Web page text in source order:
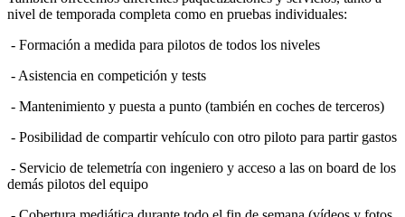
- Formación a medida para pilotos de todos los niveles
- Asistencia en competición y tests
- Mantenimiento y puesta a punto (también en coches de terceros)
- Posibilidad de compartir vehículo con otro piloto para partir gastos
- Servicio de telemetría con ingeniero y acceso a las on board de los
demás pilotos del equipo
- Cobertura mediática durante todo el fin de semana (vídeos y fotos
para diferentes plataformas)